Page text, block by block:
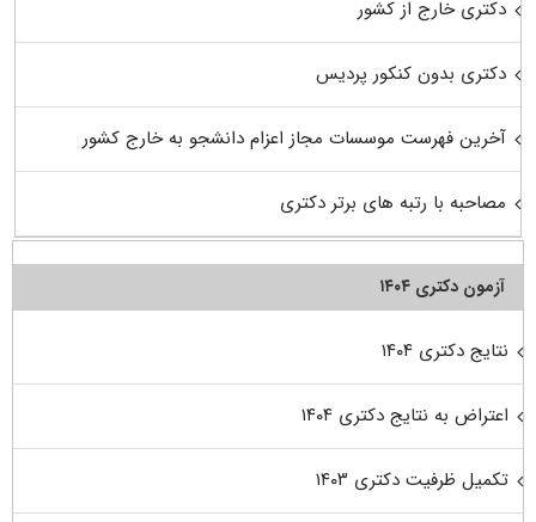
دکتری خارج از کشور
دکتری بدون کنکور پردیس
آخرین فهرست موسسات مجاز اعزام دانشجو به خارج کشور
مصاحبه با رتبه های برتر دکتری
آزمون دکتری ۱۴۰۴
نتایج دکتری ۱۴۰۴
اعتراض به نتایج دکتری ۱۴۰۴
تکمیل ظرفیت دکتری ۱۴۰۳